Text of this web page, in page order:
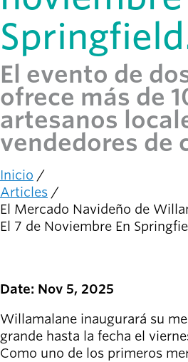
Explora las formas
de participar
newsmode
Últimas
noticias
Actualizaciones
desde
Willamalane
menu_book
Inicia sesión
help
Contacta
con
Willamalane
El evento de
ofrece más de
artesanos
vendedores de
Ruta
de
navegación
Inicio
Articles
El Mercado Navideño de
El 7 de Noviembre En
Date: Nov 5, 2025
Willamalane inaugurará su
grande hasta la fecha el
Como uno de los primeros